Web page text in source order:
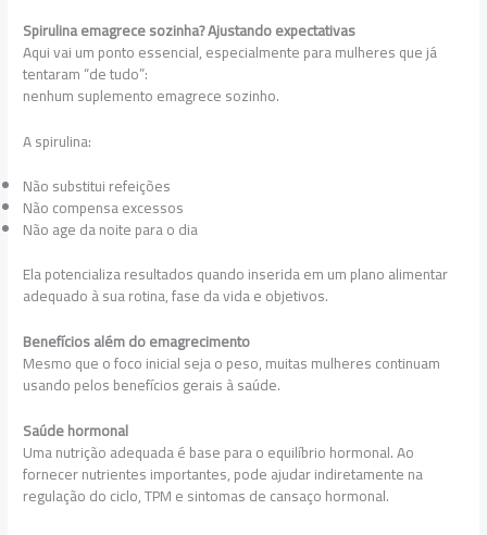
Spirulina emagrece sozinha? Ajustando expectativas
Aqui vai um ponto essencial, especialmente para mulheres que já
tentaram “de tudo”:
nenhum suplemento emagrece sozinho.
A spirulina:
Não substitui refeições
Não compensa excessos
Não age da noite para o dia
Ela potencializa resultados quando inserida em um plano alimentar
adequado à sua rotina, fase da vida e objetivos.
Benefícios além do emagrecimento
Mesmo que o foco inicial seja o peso, muitas mulheres continuam
usando pelos benefícios gerais à saúde.
Saúde hormonal
Uma nutrição adequada é base para o equilíbrio hormonal. Ao
fornecer nutrientes importantes, pode ajudar indiretamente na
regulação do ciclo, TPM e sintomas de cansaço hormonal.